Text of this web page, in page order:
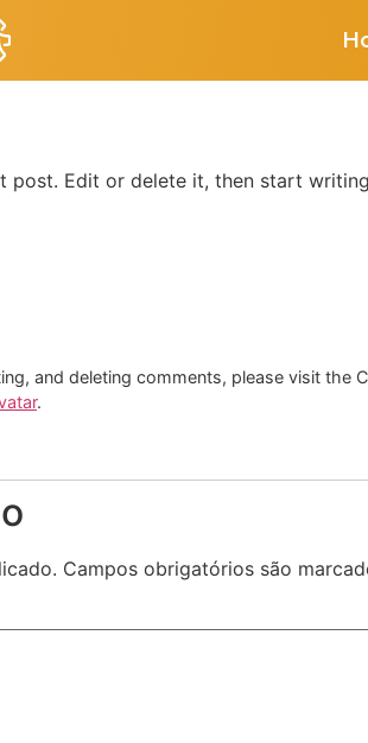
post. Edit or delete it, then start
and deleting comments, please visit the
.
Campos obrigatórios são